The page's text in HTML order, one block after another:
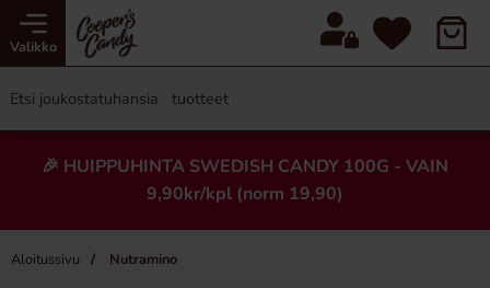
Valikko
🎉 HUIPPUHINTA SWEDISH CANDY 100G - VAIN
9,90kr/kpl (norm 19,90)
Aloitussivu Nutramino